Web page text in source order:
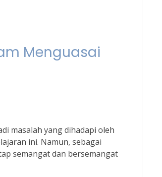
Menguasai
masalah yang dihadapi oleh
ini. Namun, sebagai
semangat dan bersemangat